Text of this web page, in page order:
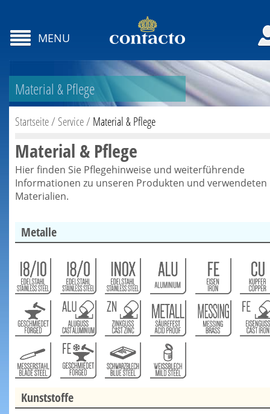
MENU
Material & Pflege
Startseite/ Service/ Material & Pflege
Material & Pflege
Hier finden Sie Pflegehinweise und weiterführende
Informationen zu unseren Produkten und verwendeten
Materialien.
Metalle
Kunststoffe